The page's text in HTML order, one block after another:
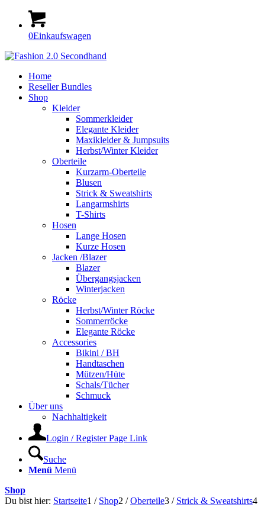
0Einkaufswagen
Home
Reseller Bundles
Shop
Kleider
Sommerkleider
Elegante Kleider
Maxikleider & Jumpsuits
Herbst/Winter Kleider
Oberteile
Kurzarm-Oberteile
Blusen
Strick & Sweatshirts
Langarmshirts
T-Shirts
Hosen
Lange Hosen
Kurze Hosen
Jacken /Blazer
Blazer
Übergangsjacken
Winterjacken
Röcke
Herbst/Winter Röcke
Sommerröcke
Elegante Röcke
Accessories
Bikini / BH
Handtaschen
Mützen/Hüte
Schals/Tücher
Schmuck
Über uns
Nachhaltigkeit
Login / Register Page Link
Suche
Menü Menü
Shop
Du bist hier: Startseite1 / Shop2 / Oberteile3 / Strick & Sweatshirts4